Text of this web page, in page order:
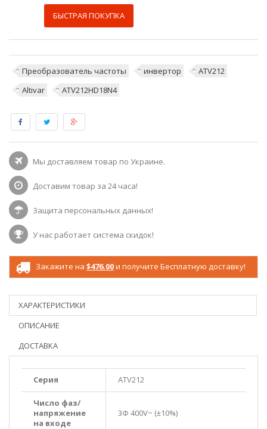
БЫСТРАЯ ПОКУПКА
Преобразователь частоты инвертор
ATV212
Altivar
ATV212HD18N4
Мы доставляем товар по Украине.
Доставим товар за 24 часа!
Защита персональных данных!
У нас работает система скидок!
Закажите на $476.00и получите Бесплатную доставку!
ХАРАКТЕРИСТИКИ
ОПИСАНИЕ
ДОСТАВКА
Серия ATV212
Число фаз/
напряжение
на входе
3Ф 400V~ (±10%)